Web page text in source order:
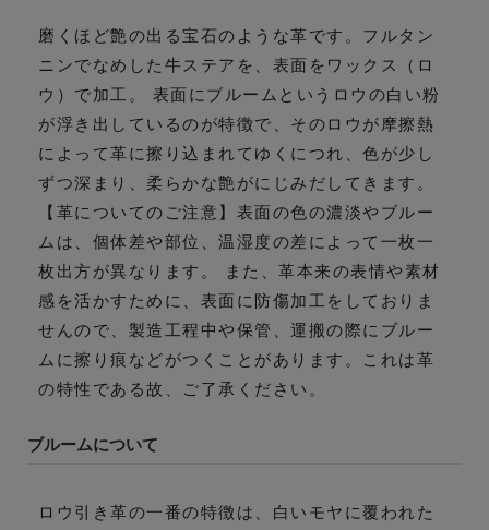
磨くほど艶の出る宝石のような革です。フルタン
ニンでなめした牛ステアを、表面をワックス（ロ
ウ）で加工。 表面にブルームというロウの白い粉
が浮き出しているのが特徴で、そのロウが摩擦熱
によって革に擦り込まれてゆくにつれ、色が少し
ずつ深まり、柔らかな艶がにじみだしてきます。
【革についてのご注意】表面の色の濃淡やブルー
ムは、個体差や部位、温湿度の差によって一枚一
枚出方が異なります。 また、革本来の表情や素材
感を活かすために、表面に防傷加工をしておりま
せんので、製造工程中や保管、運搬の際にブルー
ムに擦り痕などがつくことがあります。これは革
の特性である故、ご了承ください。
ブルームについて
ロウ引き革の一番の特徴は、白いモヤに覆われた